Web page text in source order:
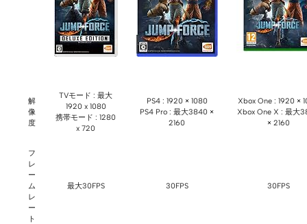
解
像
度
TVモード : 最大
1920 x 1080
携帯モード : 1280
x 720
PS4 : 1920 × 1080
PS4 Pro : 最大3840 ×
2160
Xbox One : 1920 ×
Xbox One X : 最大
× 2160
フ
レ
ー
ム
レ
ー
ト
最大30FPS 30FPS 30FPS